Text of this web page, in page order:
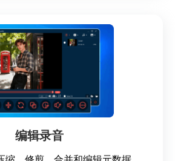
编辑录音